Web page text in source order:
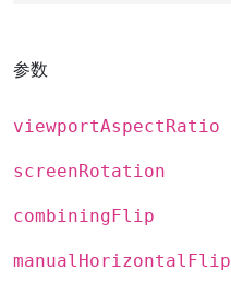
参数
viewportAspectRatio
screenRotation
combiningFlip
manualHorizontalFlip